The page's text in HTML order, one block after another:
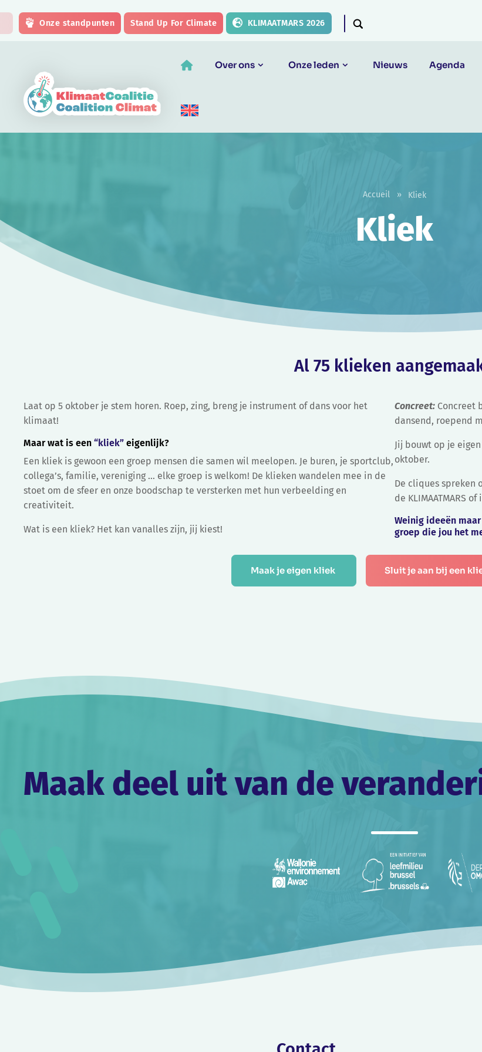
Onze standpunten Stand Up For Climate KLIMAATMARS 2026
Over ons Onze leden Nieuws Agenda
Kliek
Accueil » Kliek
Al 75klieken
Laat op 5 oktober je stem horen. Roep, zing, breng je instrument of dans voor het
klimaat!
Maar wat is een“kliek” eigenlijk?
Een kliek is gewoon een groep mensen die samen wil meelopen. Je buren, je sportclub,
collega’s, familie, vereniging … elke groep is welkom! De klieken wandelen mee in de
stoet om de sfeer en onze boodschap te versterken met hun verbeelding en
creativiteit.
Wat is een kliek? Het kan vanalles zijn, jij kiest!
Concreet: Concreet
dansend, roepend
Jij bouwt op je
oktober.
De cliques spreken
de KLIMAATMARS
Weinig ideeën
groep die jou het
Maak je eigen kliek Sluit je aan bij een
Maak deel uit van de